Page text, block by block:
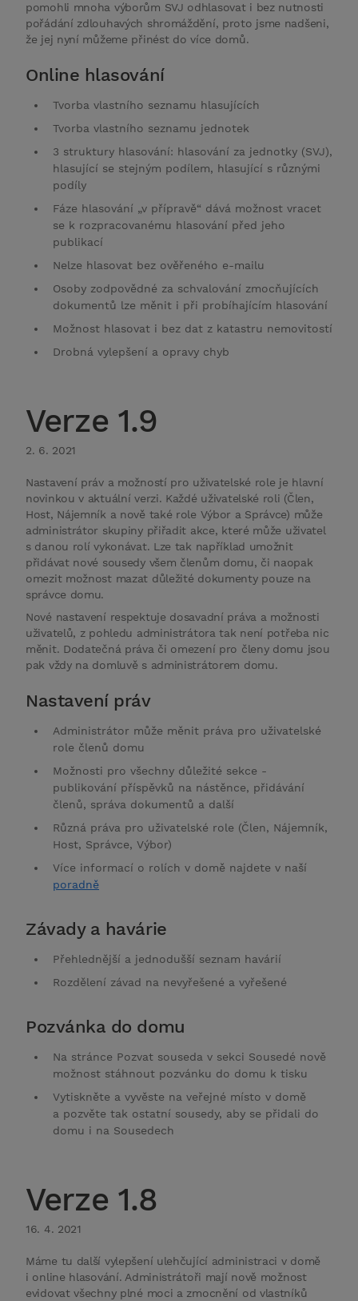
pomohli mnoha výborům SVJ odhlasovat i bez nutnosti
pořádání zdlouhavých shromáždění, proto jsme nadšeni,
že jej nyní můžeme přinést do více domů.
Online hlasování
Tvorba vlastního seznamu hlasujících
Tvorba vlastního seznamu jednotek
3 struktury hlasování: hlasování za jednotky (SVJ),
hlasující se stejným podílem, hlasující s různými
podíly
Fáze hlasování „v přípravě“ dává možnost vracet
se k rozpracovanému hlasování před jeho
publikací
Nelze hlasovat bez ověřeného e-mailu
Osoby zodpovědné za schvalování zmocňujících
dokumentů lze měnit i při probíhajícím hlasování
Možnost hlasovat i bez dat z katastru nemovitostí
Drobná vylepšení a opravy chyb
Verze 1.9
2. 6. 2021
Nastavení práv a možností pro uživatelské role je hlavní
novinkou v aktuální verzi. Každé uživatelské roli (Člen,
Host, Nájemník a nově také role Výbor a Správce) může
administrátor skupiny přiřadit akce, které může uživatel
s danou rolí vykonávat. Lze tak například umožnit
přidávat nové sousedy všem členům domu, či naopak
omezit možnost mazat důležité dokumenty pouze na
správce domu.
Nové nastavení respektuje dosavadní práva a možnosti
uživatelů, z pohledu administrátora tak není potřeba nic
měnit. Dodatečná práva či omezení pro členy domu jsou
pak vždy na domluvě s administrátorem domu.
Nastavení práv
Administrátor může měnit práva pro uživatelské
role členů domu
Možnosti pro všechny důležité sekce -
publikování příspěvků na nástěnce, přidávání
členů, správa dokumentů a další
Různá práva pro uživatelské role (Člen, Nájemník,
Host, Správce, Výbor)
Více informací o rolích v domě najdete v naší
poradně
Závady a havárie
Přehlednější a jednodušší seznam havárií
Rozdělení závad na nevyřešené a vyřešené
Pozvánka do domu
Na stránce Pozvat souseda v sekci Sousedé nově
možnost stáhnout pozvánku do domu k tisku
Vytiskněte a vyvěste na veřejné místo v domě
a pozvěte tak ostatní sousedy, aby se přidali do
domu i na Sousedech
Verze 1.8
16. 4. 2021
Máme tu další vylepšení ulehčující administraci v domě
i online hlasování. Administrátoři mají nově možnost
evidovat všechny plné moci a zmocnění od vlastníků